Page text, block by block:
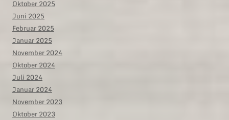
Oktober 2025
Juni 2025
Februar 2025
Januar 2025
November 2024
Oktober 2024
Juli 2024
Januar 2024
November 2023
Oktober 2023